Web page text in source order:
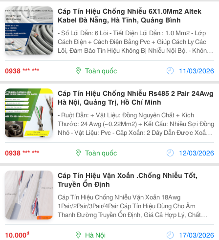
Cáp Tín Hiệu Chống Nhiễu 6X1.0Mm2 Altek
Kabel Đà Nẵng, Hà Tĩnh, Quảng Bình
- Số Lõi Dẫn: 6 Lõi - Tiết Diện Lõi Dẫn : 1.0 Mm2 - Lớp
Cách Điện + Cách Điện Bằng Pvc + Giúp Cách Ly Các
Lõi, Đảm Bảo Tín Hiệu Không Bị Nhiễu Nội Bộ. - Không
Dùng Lưới Đồng Hoặc Lá Nhôm, Thích Hợp Cho Môi
0938 *** *** Toàn quốc 11/03/2026
Cáp Tín Hiệu Chống Nhiễu Rs485 2 Pair 24Awg
Hà Nội, Quảng Trị, Hồ Chí Minh
- Ruột Dẫn: + Vật Liệu: Đồng Nguyên Chất + Kích
Thước: 24 Awg (~0.22Mm2) + Kết Cấu: Nhiều Sợi Đồng
Nhỏ - Vật Liệu: Pvc - Cặp Xoắn: 2 Dây Dẫn Được Xoắn
Lại Thành 1 Cặp - Loại 2P: Có 2 Cặp Xoắn (4 Lõi) -
Chống Nhiễu: 2 Lớp Chống Nhiễu (Shield + Lớp Al...
0938 *** *** Toàn quốc 12/03/2026
Cáp Tín Hiệu Vặn Xoắn .Chống Nhiễu Tốt,
Truyền Ổn Định
Cáp Tín Hiệu Chống Nhiễu Vặn Xoắn 18Awg
1Pair/2Pair/3Pair/4Pair Cáp Tín Hiệu Dùng Cho Âm
Thanh Đường Truyền Ổn Định, Giá Cả Hợp Lý, Chất
Lượng Tốt Thương Hiệu Altek Kabel Đã Được Nhiều
Khách Hàng Tin Dùng Cho Công Trình, Dự Án. * Thông...
10.000₫ Hà Nội 17/03/2026